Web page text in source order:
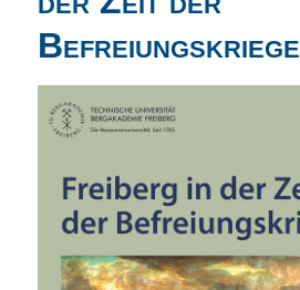
Befreiungskriege